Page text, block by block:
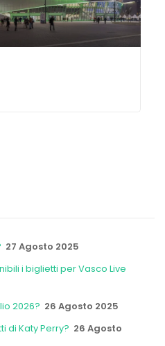
27 Agosto 2025
i biglietti per Vasco Live
2026? 26 Agosto 2025
di Katy Perry? 26 Agosto